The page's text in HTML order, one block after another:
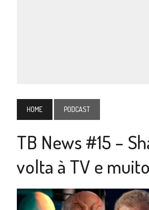
HOME PODCAST
TB News #15 –
volta à TV e